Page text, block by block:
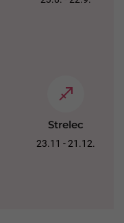
Strelec
23.11 - 21.12.